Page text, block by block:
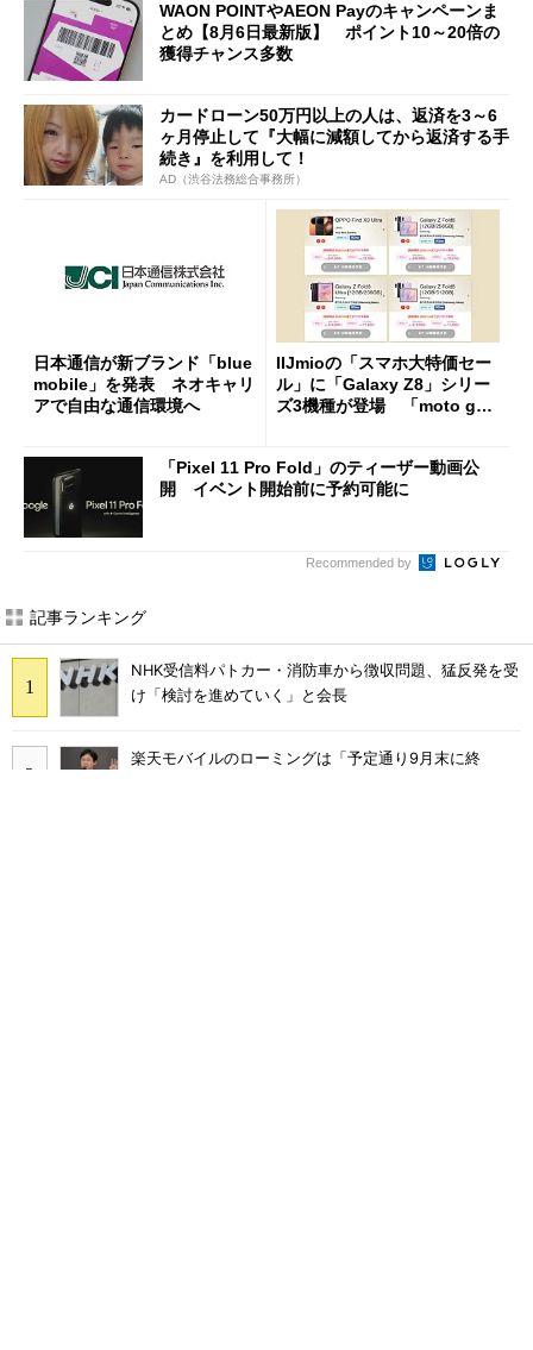
WAON POINTやAEON Payのキャンペーンま
とめ【8月6日最新版】 ポイント10～20倍の
獲得チャンス多数
カードローン50万円以上の人は、返済を3～6
ヶ月停止して『大幅に減額してから返済する手
続き』を利用して！
AD（渋谷法務総合事務所）
日本通信が新ブランド「blue
mobile」を発表 ネオキャリ
アで自由な通信環境へ
IIJmioの「スマホ大特価セー
ル」に「Galaxy Z8」シリー
ズ3機種が登場 「moto g37
「Pixel 11 Pro Fold」のティーザー動画公
開 イベント開始前に予約可能に
Recommended by
記事ランキング
NHK受信料パトカー・消防車から徴収問題、猛反発を受
け「検討を進めていく」と会長
楽天モバイルのローミングは「予定通り9月末に終